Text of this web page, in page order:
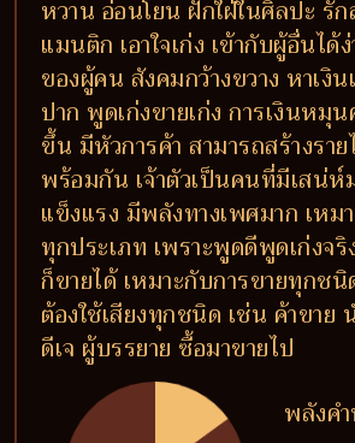
หวาน อ่อนโยน ฝักใฝ่ในศิลปะ รัก
แมนติก เอาใจเก่ง เข้ากับผู้อื่นได้
ของผู้คน สังคมกว้างขวาง หาเงิน
ปาก พูดเก่งขายเก่ง การเงินหมุ
ขึ้น มีหัวการค้า สามารถสร้างรา
พร้อมกัน เจ้าตัวเป็นคนที่มีเสน่ห์
แข็งแรง มีพลังทางเพศมาก เหม
ทุกประเภท เพราะพูดดีพูดเก่งจริ
ก็ขายได้ เหมาะกับการขายทุกช
ต้องใช้เสียงทุกชนิด เช่น ค้าขาย
ดีเจ ผู้บรรยาย ซื้อมาขายไป
พลังค